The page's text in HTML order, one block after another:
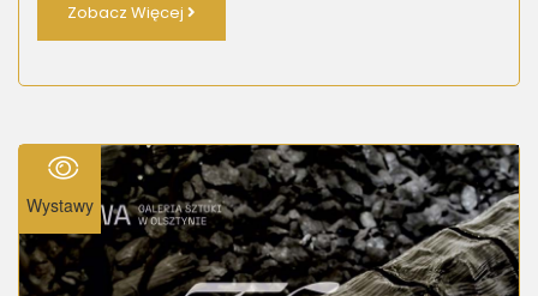
Zobacz Więcej
Wystawy